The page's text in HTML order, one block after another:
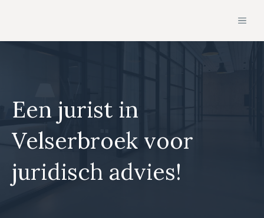
de
Een jurist in
Velserbroek voor
juridisch advies!